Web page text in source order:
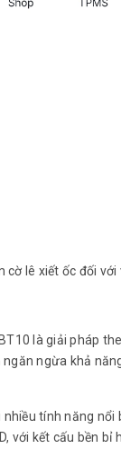
lê xiết ốc đối với
là giải pháp
ngừa khả
tính năng
với kết cấu bền